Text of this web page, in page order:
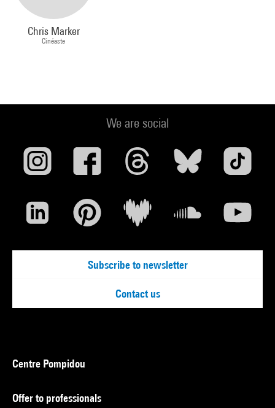
Chris Marker
Cinéaste
We are social
Subscribe to newsletter
Contact us
Centre Pompidou
Offer to professionals